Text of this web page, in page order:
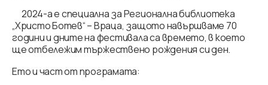
2024-а е специална за Регионална библиотека
„Христо Ботев“ – Враца, защото навършваме 70
години и дните на фестивала са времето, в което
ще отбележим тържествено рождения си ден.
Eто и част от програмата: